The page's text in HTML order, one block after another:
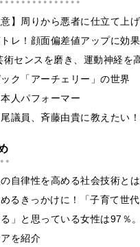
意】周りから悪者に仕立て上
レ！顔面偏差値アップに効
センスを磨き、運動神経を
ク「アーチェリー」の世界
人パフォーマー
議員、斉藤由貴に教えたい
の自律性を高める社会技術と
るきっかけに！「子育て世
」と思っている女性は97％
を紹介